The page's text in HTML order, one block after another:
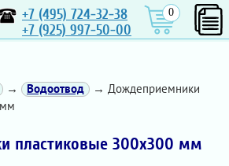
+7 (495) 724-32-38
+7 (925) 997-50-00
0
→ Водоотвод
→ Дождеприемники
пластиковые 300х300 мм